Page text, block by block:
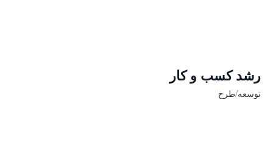
رشد کسب و کار
توسعه/طرح